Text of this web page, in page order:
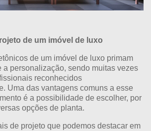
de um imóvel de luxo
de um imóvel de luxo primam
a personalização, sendo muitas vezes
reconhecidos
Uma das vantagens comuns a esse
é a possibilidade de escolher, por
opções de planta.
de projeto que podemos destacar em